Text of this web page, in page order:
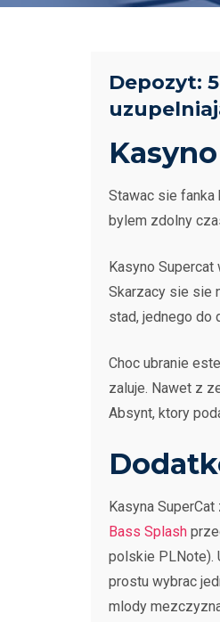
Depozyt:
Stawac sie
bylem zdolny
Kasyno
Skarzacy sie sie
stad, jednego do
Choc ubranie
zaluje. Nawet z
Absynt, ktory
Kasyna
Bass Splash
polskie PLNote).
prostu wybrac
mlody